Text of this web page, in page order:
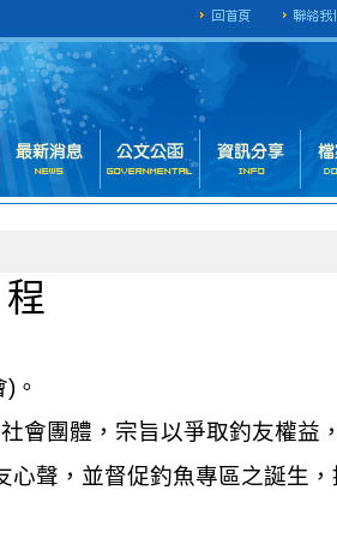
程
) 。
會團體，宗旨以爭取釣友權益
心聲 ， 並督促釣魚專區之誕生